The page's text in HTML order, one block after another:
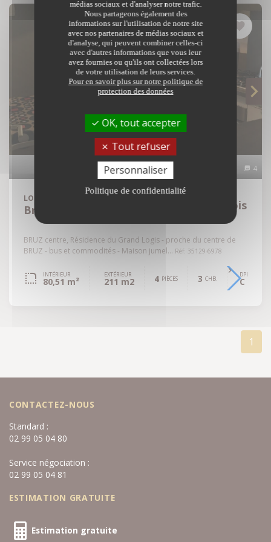
4
LOCATION MAISON
Bruz - 35170 Loyer : 891 € /mois
BRUZ centre, Résidence du Grand Logis - proche du centre de
BRUZ - bus et commodités - Maison jumel... Réf: 35129-6978
INTÉRIEUR
80,51 m²
EXTÉRIEUR
211 m2 4 PIÈCES 3 CHB. DPE
C
1
CONTACTEZ-NOUS
Standard :
02 99 05 04 80
Service négociation :
02 99 05 04 81
ESTIMATION GRATUITE
Estimation gratuite
médias sociaux et d'analyser notre trafic.
Nous partageons également des
informations sur l'utilisation de notre site
avec nos partenaires de médias sociaux et
d'analyse, qui peuvent combiner celles-ci
avec d'autres informations que vous leur
avez fournies ou qu'ils ont collectées lors
de votre utilisation de leurs services.
Pour en savoir plus sur notre politique de
protection des données
OK, tout accepter
Tout refuser
Personnaliser
Politique de confidentialité